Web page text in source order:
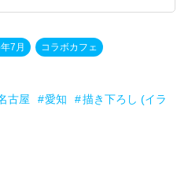
7月 コラボカフェ
古屋 愛知
描き下ろし (イラ